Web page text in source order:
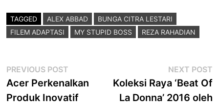
TAGGED ALEX ABBAD
BUNGA CITRA LESTARI
FILEM ADAPTASI
MY STUPID BOSS REZA RAHADIAN
Post
navigation
PREVIOUS POST
post:
Acer Perkenalkan
Produk Inovatif
NEXT POST
Koleksi Raya ‘Beat Of
La Donna’ 2016 oleh